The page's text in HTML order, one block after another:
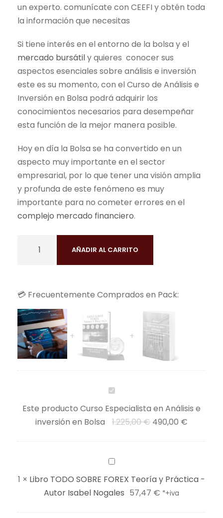
un experto. comunícate con CEEFI y obtén toda
la información que necesitas
Si tiene interés en el entorno de la bolsa y el
mercado bursátily quieres conocer sus
aspectos esenciales sobre análisis e inversión
este es su momento, con el Curso de Análisis e
Inversión en Bolsa podrá adquirir los
conocimientos necesarios para desempeñar
esta función de la mejor manera posible.
Hoy en día la Bolsa se ha convertido en un
aspecto muy importante en el sector
empresarial, por lo que tener una visión amplia
y profunda de este fenómeno es muy
importante para no cometer errores en el
complejo mercado financiero.
o
E
s
p
e
c
t
n
n
AÑADIR AL CARRITO
💳 Frecuentemente Comprados en Pack:
C
u
o
E
p
e
c
Este producto Curso Especialista en Análisis e
inversión en Bolsa
1.225,00€ E
e
c
o
490,00 €
e
o
L
i
r
o
1 × Libro TODO SOBRE FOREX Teoría y Práctica -
Autor Isabel Nogales 57,47 € *+iva